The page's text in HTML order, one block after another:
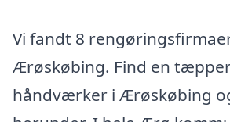
Vi fandt 8
Ærøskøbing. Find en
håndværker i Ærøskøbing